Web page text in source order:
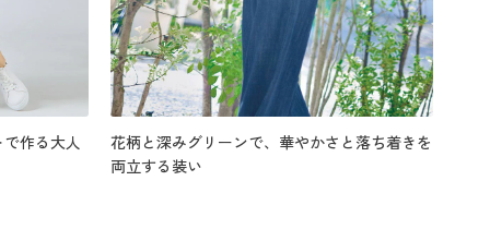
作る大人
花柄と深みグリーンで、華やかさと落ち着きを
両立する装い